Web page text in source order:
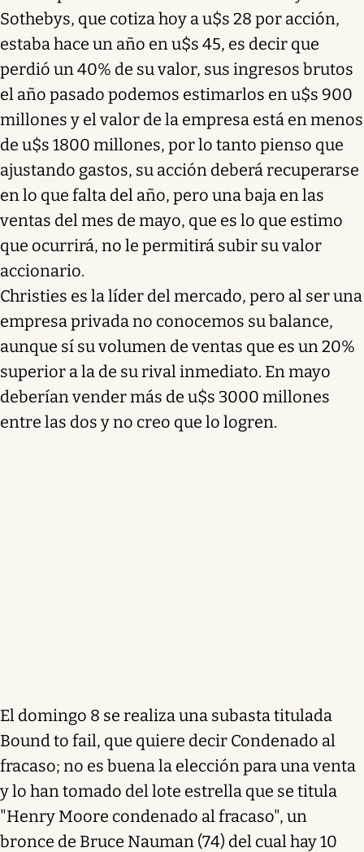
Sothebys, que cotiza hoy a u$s 28 por acción,
estaba hace un año en u$s 45, es decir que
perdió un 40% de su valor, sus ingresos brutos
el año pasado podemos estimarlos en u$s 900
millones y el valor de la empresa está en menos
de u$s 1800 millones, por lo tanto pienso que
ajustando gastos, su acción deberá recuperarse
en lo que falta del año, pero una baja en las
ventas del mes de mayo, que es lo que estimo
que ocurrirá, no le permitirá subir su valor
accionario.
Christies es la líder del mercado, pero al ser una
empresa privada no conocemos su balance,
aunque sí su volumen de ventas que es un 20%
superior a la de su rival inmediato. En mayo
deberían vender más de u$s 3000 millones
entre las dos y no creo que lo logren.
El domingo 8 se realiza una subasta titulada
Bound to fail, que quiere decir Condenado al
fracaso; no es buena la elección para una venta
y lo han tomado del lote estrella que se titula
"Henry Moore condenado al fracaso", un
bronce de Bruce Nauman (74) del cual hay 10